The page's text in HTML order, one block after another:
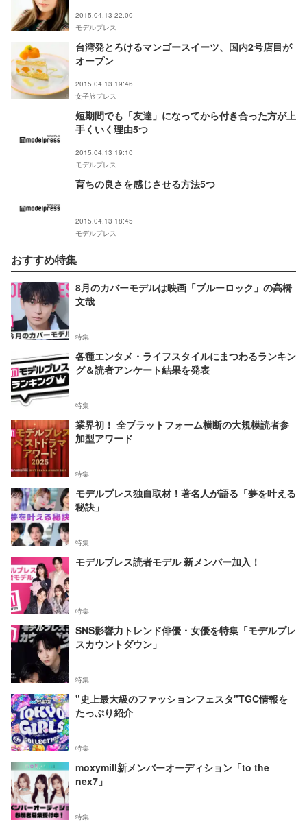
2015.04.13 22:00
モデルプレス
台湾発とろけるマンゴースイーツ、国内2号店目が
オープン
2015.04.13 19:46
女子旅プレス
短期間でも「友達」になってから付き合った方が上
手くいく理由5つ
2015.04.13 19:10
モデルプレス
育ちの良さを感じさせる方法5つ
2015.04.13 18:45
モデルプレス
おすすめ特集
8月のカバーモデルは映画「ブルーロック」の高橋
文哉
特集
各種エンタメ・ライフスタイルにまつわるランキン
グ＆読者アンケート結果を発表
特集
業界初！ 全プラットフォーム横断の大規模読者参
加型アワード
特集
モデルプレス独自取材！著名人が語る「夢を叶える
秘訣」
特集
モデルプレス読者モデル 新メンバー加入！
特集
SNS影響力トレンド俳優・女優を特集「モデルプレ
スカウントダウン」
特集
"史上最大級のファッションフェスタ"TGC情報を
たっぷり紹介
特集
moxymill新メンバーオーディション「to the
nex7」
特集